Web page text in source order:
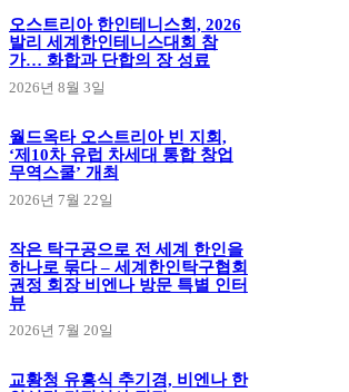
오스트리아 한인테니스회, 2026
발리 세계한인테니스대회 참
가… 화합과 단합의 장 성료
2026년 8월 3일
월드옥타 오스트리아 빈 지회,
‘제10차 유럽 차세대 통합 창업
무역스쿨’ 개최
2026년 7월 22일
작은 탁구공으로 전 세계 한인을
하나로 묶다 – 세계한인탁구협회
권정 회장 비엔나 방문 특별 인터
뷰
2026년 7월 20일
교황청 유흥식 추기경, 비엔나 한